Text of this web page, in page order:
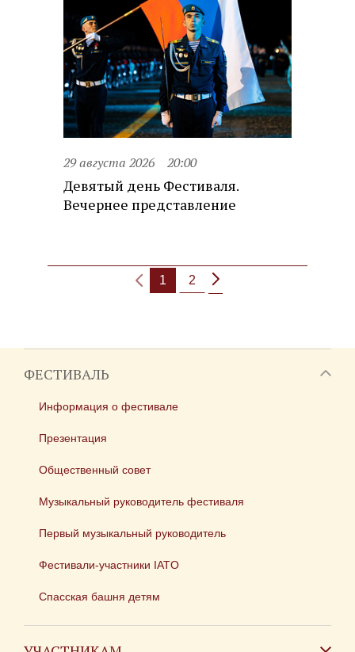
29 августа 2026 20:00
Девятый день Фестиваля.
Вечернее представление
1 2
ФЕСТИВАЛЬ
Информация о фестивале
Презентация
Общественный совет
Музыкальный руководитель фестиваля
Первый музыкальный руководитель
Фестивали-участники IATO
Спасская башня детям